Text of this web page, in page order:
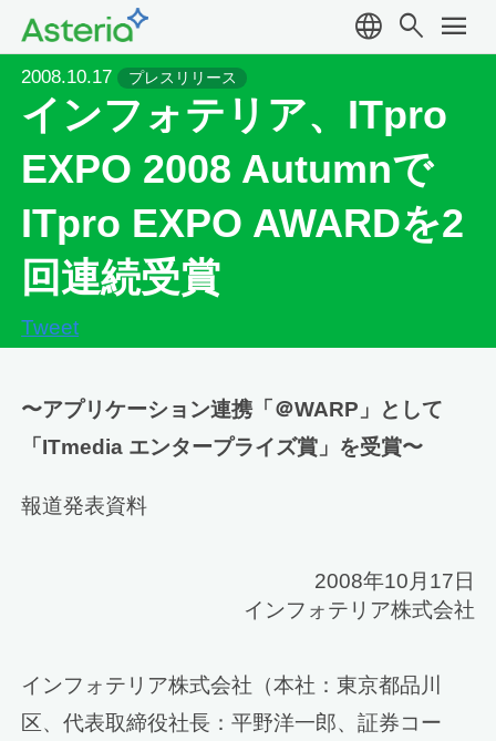
language search menu
2008.10.17 プレスリリース
インフォテリア、ITpro
EXPO 2008 Autumnで
ITpro EXPO AWARDを2
回連続受賞
Tweet
〜アプリケーション連携「＠WARP」として
「ITmedia エンタープライズ賞」を受賞〜
報道発表資料
2008年10月17日
インフォテリア株式会社
インフォテリア株式会社（本社：東京都品川
区、代表取締役社長：平野洋一郎、証券コー